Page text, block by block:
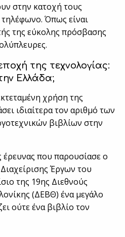
στην κατοχή τους
Όπως είναι
της εύκολης πρόσβασης
της τεχνολογίας:
Ελλάδα;
χρήση της
ιδιαίτερα τον αριθμό των
βιβλίων στην
έρευνας που παρουσίασε ο
Έργων του
της 19ης Διεθνούς
(ΔΕΒΘ) ένα μεγάλο
ούτε ένα βιβλίο τον